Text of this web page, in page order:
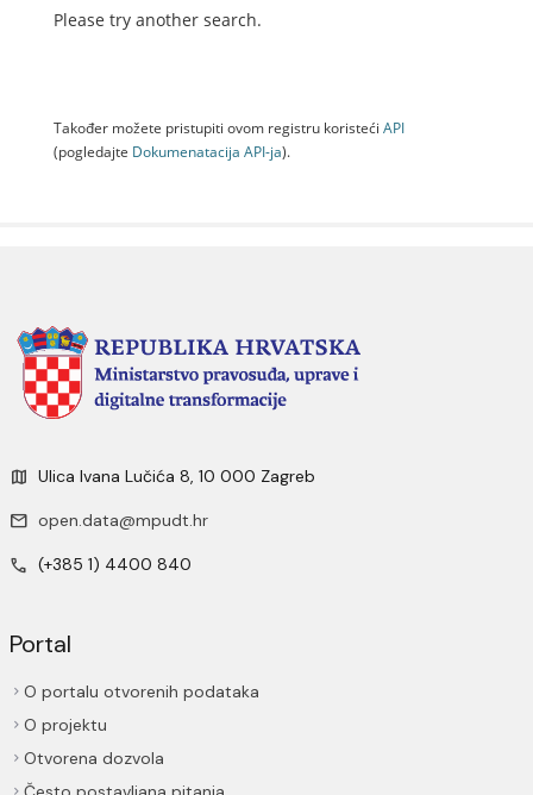
Please try another search.
Također možete pristupiti ovom registru koristeći API
(pogledajte Dokumenаtаcijа API-jа).